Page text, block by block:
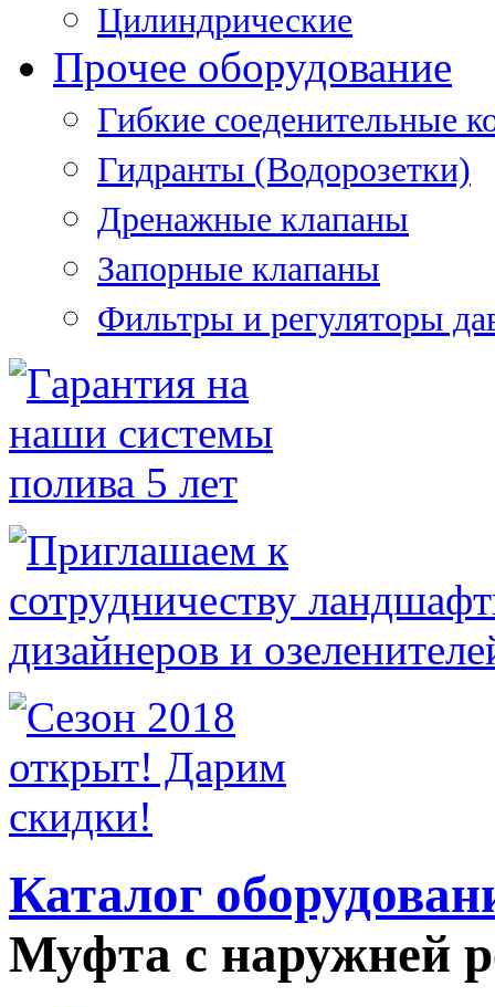
Цилиндрические
Прочее оборудование
Гибкие соеденительные
Гидранты (Водорозетки)
Дренажные клапаны
Запорные клапаны
Фильтры и регуляторы
Каталог
Муфта с наружней